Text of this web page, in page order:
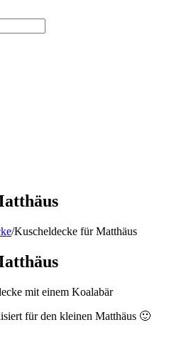
/Kuscheldecke für Matthäus
mit einem Koalabär
für den kleinen Matthäus 🙂